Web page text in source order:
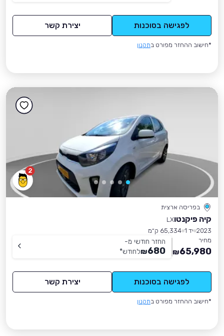
לפגישה בסוכנות יצירת קשר
*חישוב ההחזר מפורט בתקנון
2
בפריסה ארצית
קיה פיקנטוLX
2023 יד 1
65,334 ק״מ
מחיר
65,980
₪
החזר חודשי מ-
680
₪לחודש*
לפגישה בסוכנות יצירת קשר
*חישוב ההחזר מפורט בתקנון